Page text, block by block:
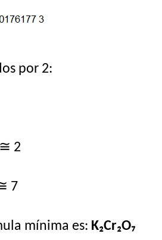
por 2:
≅ 2
7
mínima es: K₂Cr₂O₇